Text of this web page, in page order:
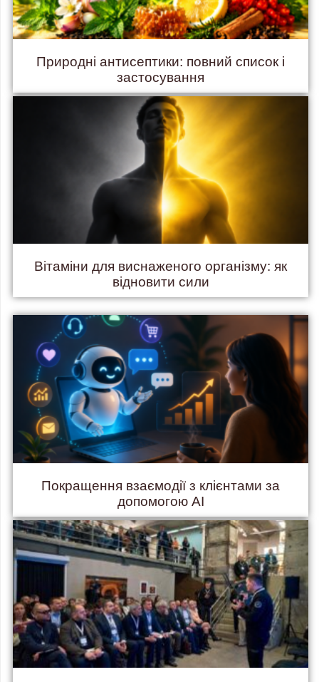
Природні антисептики: повний список і
застосування
Вітаміни для виснаженого організму: як
відновити сили
Покращення взаємодії з клієнтами за
допомогою AI